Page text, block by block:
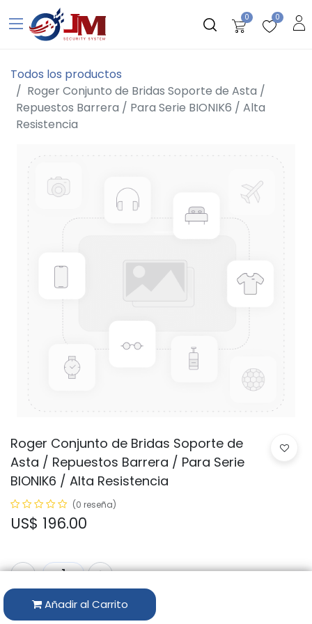
0 0
Todos los productos
Roger Conjunto de Bridas Soporte de Asta /
Repuestos Barrera / Para Serie BIONIK6 / Alta
Resistencia
Roger Conjunto de Bridas Soporte de
Asta / Repuestos Barrera / Para Serie
BIONIK6 / Alta Resistencia
(0 reseña)
US$ 196.00
Añadir al Carrito
Código: RS967